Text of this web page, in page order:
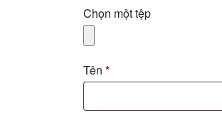
Chọn một tệp
Tên *